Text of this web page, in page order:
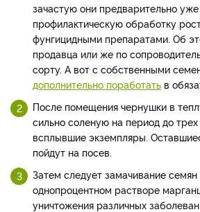
зачастую они предварительно
профилактическую обработку
фунгицидными препаратами. Об
продавца или же по
сорту. А вот с собственными
дополнительно поработать в
После помещения чернушки в
сильно соленую на период до
всплывшие экземпляры.
пойдут на посев.
Затем следует замачивание семян
однопроцентном растворе
уничтожения различных